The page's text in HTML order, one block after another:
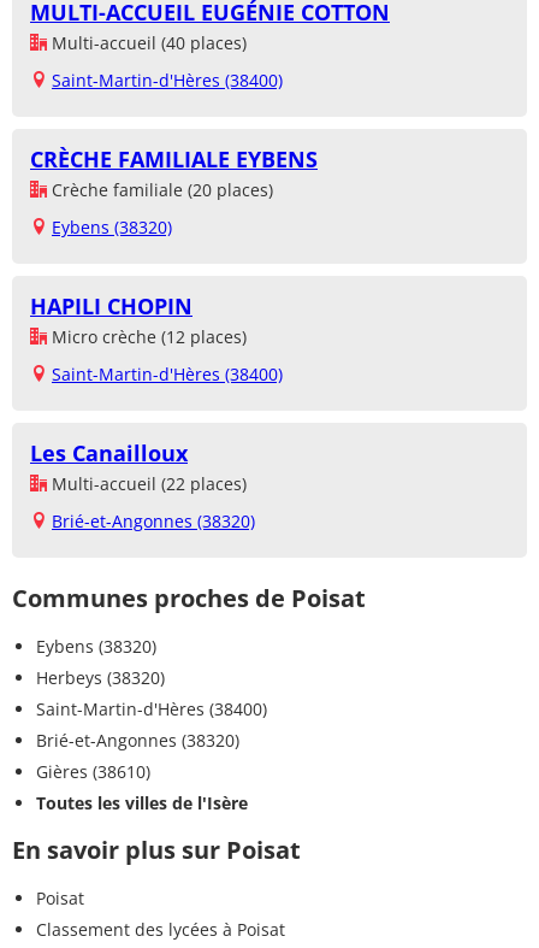
MULTI-ACCUEIL EUGÉNIE COTTON
Multi-accueil (40 places)
Saint-Martin-d'Hères (38400)
CRÈCHE FAMILIALE EYBENS
Crèche familiale (20 places)
Eybens (38320)
HAPILI CHOPIN
Micro crèche (12 places)
Saint-Martin-d'Hères (38400)
Les Canailloux
Multi-accueil (22 places)
Brié-et-Angonnes (38320)
Communes proches de Poisat
Eybens (38320)
Herbeys (38320)
Saint-Martin-d'Hères (38400)
Brié-et-Angonnes (38320)
Gières (38610)
Toutes les villes de l'Isère
En savoir plus sur Poisat
Poisat
Classement des lycées à Poisat